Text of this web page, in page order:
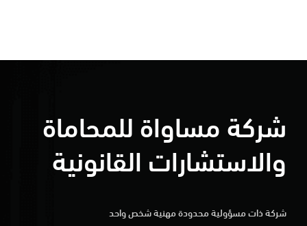
شركة مساواة للمحاماة
والاستشارات القانونية
شركة ذات مسؤولية محدودة مهنية شخص واحد